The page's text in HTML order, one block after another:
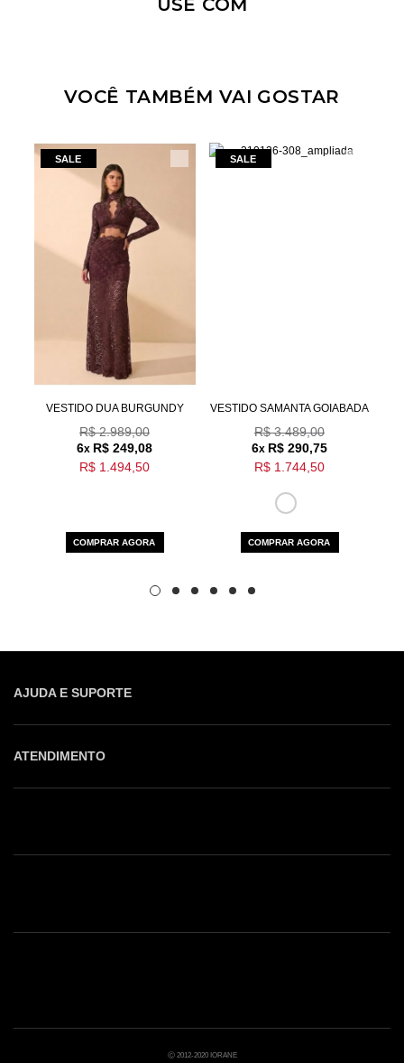
Selecione o tamanho que você deseja:
Aceito os termos e polí­ticas de privacidade
USE COM
VOCÊ TAMBÉM VAI GOSTAR
VESTIDO DUA BURGUNDY
R$ 2.989,00
6x R$ 249,08
R$ 1.494,50
COMPRAR AGORA
VESTIDO SAMANTA GOIABADA
R$ 3.489,00
6x R$ 290,75
R$ 1.744,50
COMPRAR AGORA
AJUDA E SUPORTE
ATENDIMENTO
Nossas Lojas
Ⓒ 2012-2020 IORANE